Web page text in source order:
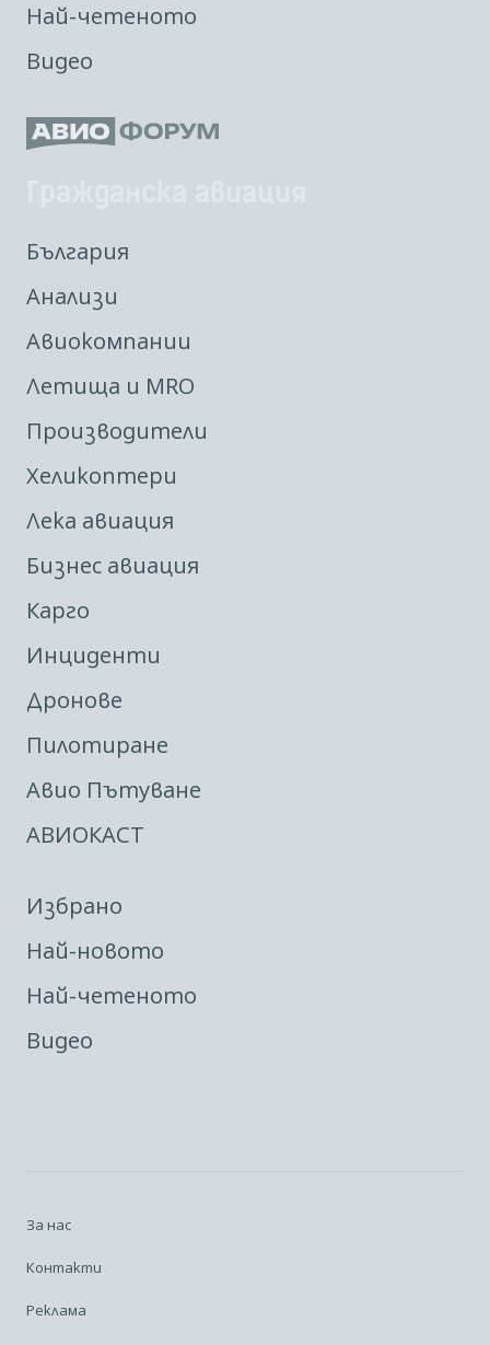
Най-четеното
Видео
България
Анализи
Авиокомпании
Летища и MRO
Производители
Хеликоптери
Лека авиация
Бизнес авиация
Карго
Инциденти
Дронове
Пилотиране
Авио Пътуване
АВИОКАСТ
Избрано
Най-новото
Най-четеното
Видео
За нас
Контакти
Реклама